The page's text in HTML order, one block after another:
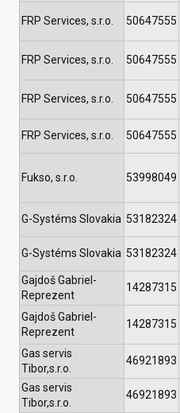
FRP Services, s.r.o. 50647555
FRP Services, s.r.o. 50647555
FRP Services, s.r.o. 50647555
FRP Services, s.r.o. 50647555
Fukso, s.r.o. 53998049
G-Systéms Slovakia 53182324
G-Systéms Slovakia 53182324
Gajdoš Gabriel-
Reprezent
14287315
Gajdoš Gabriel-
Reprezent
14287315
Gas servis
Tibor,s.r.o.
46921893
Gas servis
Tibor,s.r.o.
46921893